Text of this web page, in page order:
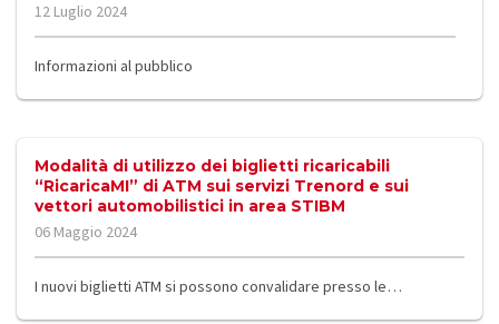
12 Luglio 2024
Informazioni al pubblico
Modalità di utilizzo dei biglietti ricaricabili
“RicaricaMI” di ATM sui servizi Trenord e sui
vettori automobilistici in area STIBM
06 Maggio 2024
I nuovi biglietti ATM si possono convalidare presso le…